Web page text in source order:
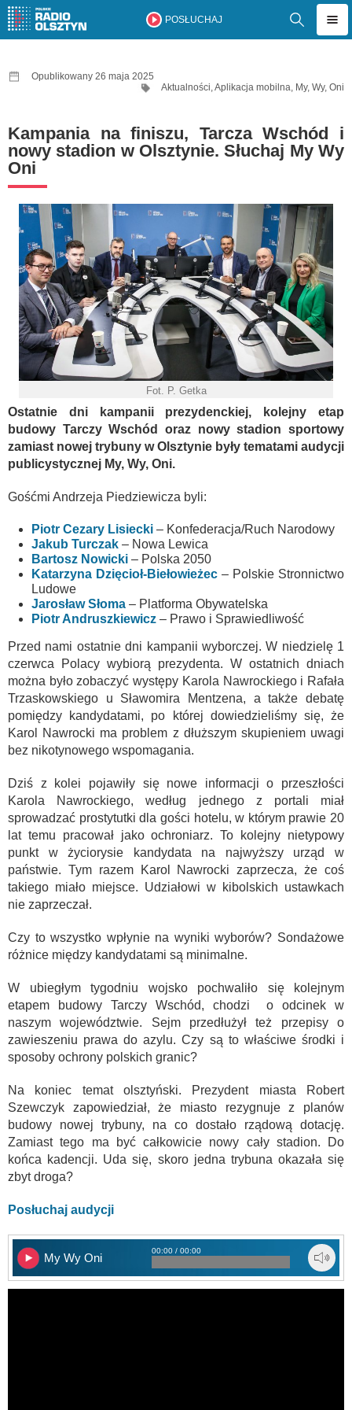
POSŁUCHAJ
Opublikowany 26 maja 2025
Aktualności,Aplikacja mobilna, My, Wy, Oni
Kampania na finiszu, Tarcza Wschód i
nowy stadion w Olsztynie. Słuchaj My Wy
Oni
Fot. P. Getka
Ostatnie dni kampanii prezydenckiej, kolejny etap
budowy Tarczy Wschód oraz nowy stadion sportowy
zamiast nowej trybuny w Olsztynie były tematami audycji
publicystycznej My, Wy, Oni.
Gośćmi Andrzeja Piedziewicza byli:
Piotr Cezary Lisiecki – Konfederacja/Ruch Narodowy
Jakub Turczak – Nowa Lewica
Bartosz Nowicki – Polska 2050
Katarzyna Dzięcioł-Biełowieżec – Polskie Stronnictwo
Ludowe
Jarosław Słoma – Platforma Obywatelska
Piotr Andruszkiewicz – Prawo i Sprawiedliwość
Przed nami ostatnie dni kampanii wyborczej. W niedzielę 1
czerwca Polacy wybiorą prezydenta. W ostatnich dniach
można było zobaczyć występy Karola Nawrockiego i Rafała
Trzaskowskiego u Sławomira Mentzena, a także debatę
pomiędzy kandydatami, po której dowiedzieliśmy się, że
Karol Nawrocki ma problem z dłuższym skupieniem uwagi
bez nikotynowego wspomagania.
Dziś z kolei pojawiły się nowe informacji o przeszłości
Karola Nawrockiego, według jednego z portali miał
sprowadzać prostytutki dla gości hotelu, w którym prawie 20
lat temu pracował jako ochroniarz. To kolejny nietypowy
punkt w życiorysie kandydata na najwyższy urząd w
państwie. Tym razem Karol Nawrocki zaprzecza, że coś
takiego miało miejsce. Udziałowi w kibolskich ustawkach
nie zaprzeczał.
Czy to wszystko wpłynie na wyniki wyborów? Sondażowe
różnice między kandydatami są minimalne.
W ubiegłym tygodniu wojsko pochwaliło się kolejnym
etapem budowy Tarczy Wschód, chodzi o odcinek w
naszym województwie. Sejm przedłużył też przepisy o
zawieszeniu prawa do azylu. Czy są to właściwe środki i
sposoby ochrony polskich granic?
Na koniec temat olsztyński. Prezydent miasta Robert
Szewczyk zapowiedział, że miasto rezygnuje z planów
budowy nowej trybuny, na co dostało rządową dotację.
Zamiast tego ma być całkowicie nowy cały stadion. Do
końca kadencji. Uda się, skoro jedna trybuna okazała się
zbyt droga?
Posłuchaj audycji
My Wy Oni
00:00 / 00:00